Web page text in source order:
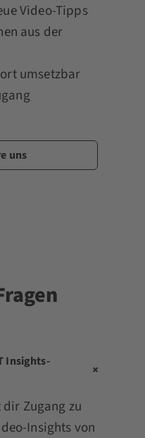
Video-Tipps
aus der
umsetzbar
uns
Insights-
+
Zugang zu
Insights von